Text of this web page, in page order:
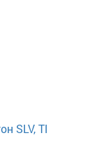
SLV, TI